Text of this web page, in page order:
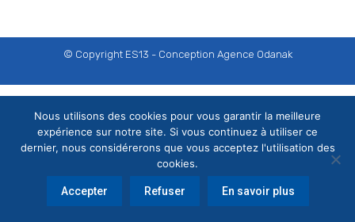
© Copyright ES13 - Conception Agence Odanak
Nous utilisons des cookies pour vous garantir la meilleure
expérience sur notre site. Si vous continuez à utiliser ce
dernier, nous considérerons que vous acceptez l'utilisation des
cookies.
Accepter Refuser En savoir plus